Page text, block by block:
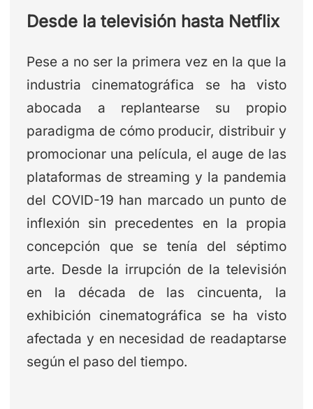
Desde la televisión hasta Netflix
Pese a no ser la primera vez en la que la
industria cinematográfica se ha visto
abocada a replantearse su propio
paradigma de cómo producir, distribuir y
promocionar una película, el auge de las
plataformas de streaming y la pandemia
del COVID-19 han marcado un punto de
inflexión sin precedentes en la propia
concepción que se tenía del séptimo
arte. Desde la irrupción de la televisión
en la década de las cincuenta, la
exhibición cinematográfica se ha visto
afectada y en necesidad de readaptarse
según el paso del tiempo.